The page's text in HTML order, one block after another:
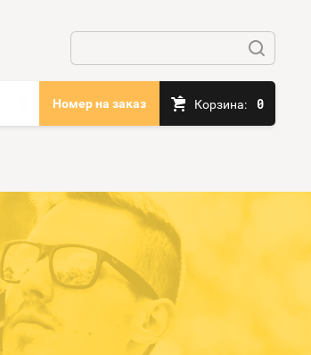
Номер на заказ Корзина: 0